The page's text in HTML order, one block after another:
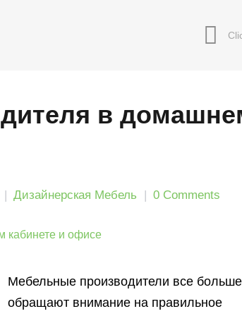
в
Дизайнерская Мебель 0 Comments
Мебельные производители все больше
обращают внимание на правильное